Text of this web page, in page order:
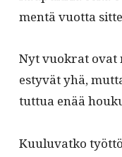
men­tä vuot­ta
Nyt vuokrat ovat
estyvät yhä,
tut­tua enää
Kuu­lu­vatko